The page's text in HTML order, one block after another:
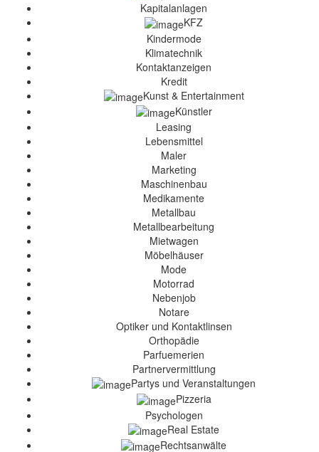
Kapitalanlagen
KFZ
Kindermode
Klimatechnik
Kontaktanzeigen
Kredit
Kunst & Entertainment
Künstler
Leasing
Lebensmittel
Maler
Marketing
Maschinenbau
Medikamente
Metallbau
Metallbearbeitung
Mietwagen
Möbelhäuser
Mode
Motorrad
Nebenjob
Notare
Optiker und Kontaktlinsen
Orthopädie
Parfuemerien
Partnervermittlung
Partys und Veranstaltungen
Pizzeria
Psychologen
Real Estate
Rechtsanwälte